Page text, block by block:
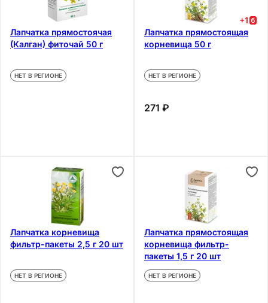
Лапчатка прямостоячая
(Калган) фиточай 50 г
НЕТ В РЕГИОНЕ
+1
Лапчатка прямостоящая
корневища 50 г
НЕТ В РЕГИОНЕ
271 ₽
Лапчатка корневища
фильтр-пакеты 2,5 г 20 шт
НЕТ В РЕГИОНЕ
Лапчатка прямостоящая
корневища фильтр-
пакеты 1,5 г 20 шт
НЕТ В РЕГИОНЕ